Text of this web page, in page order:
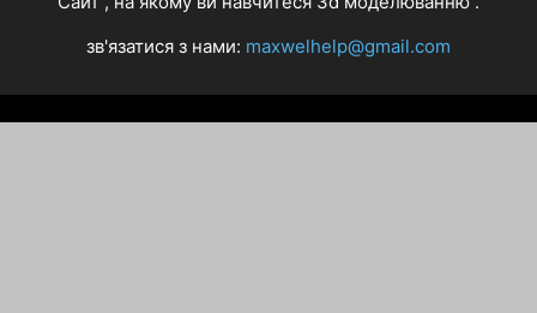
зв'язатися з нами: maxwelhelp@gmail.com